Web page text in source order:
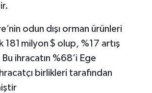
odun dışı orman ürünleri
181 milyon $ olup, %17 artış
ihracatın %68’i Ege
birlikleri tarafından